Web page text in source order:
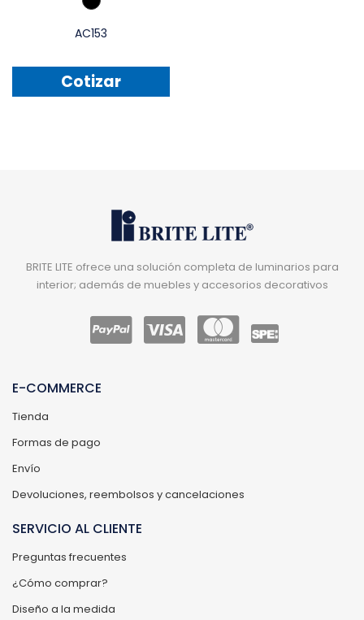
AC153
Cotizar
BRITE LITE ofrece una solución completa de luminarios para
interior; además de muebles y accesorios decorativos
E-COMMERCE
Tienda
Formas de pago
Envío
Devoluciones, reembolsos y cancelaciones
SERVICIO AL CLIENTE
Preguntas frecuentes
¿Cómo comprar?
Diseño a la medida